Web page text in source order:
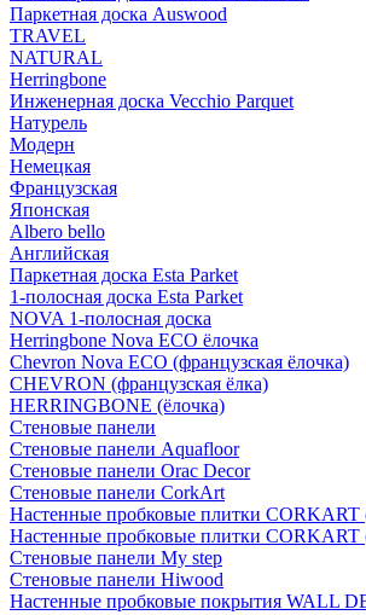
Паркетная доска Auswood
TRAVEL
NATURAL
Herringbone
Инженерная доска Vecchio Parquet
Натурель
Модерн
Немецкая
Французская
Японская
Albero bello
Английская
Паркетная доска Esta Parket
1-полосная доска Esta Parket
NOVA 1-полосная доска
Herringbone Nova ECO ёлочка
Chevron Nova ECO (французская ёлочка)
CHEVRON (французская ёлка)
HERRINGBONE (ёлочка)
Стеновые панели
Стеновые панели Aquafloor
Стеновые панели Orac Decor
Стеновые панели CorkArt
Настенные пробковые плитки CORKART
Настенные пробковые плитки CORKART
Стеновые панели My step
Стеновые панели Hiwood
Настенные пробковые покрытия WALL